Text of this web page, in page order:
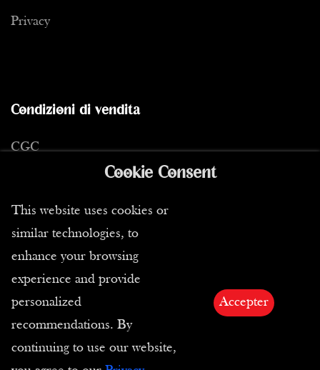
Privacy
Condizioni di vendita
CGC
E-Carta Regalo
Diritti di immagini e testi
informato sulle nostre novità
Cookie Consent
This website uses cookies or
similar technologies, to
enhance your browsing
experience and provide
personalized
recommendations. By
continuing to use our website,
Accepter